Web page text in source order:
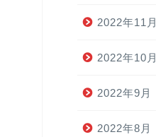
2022年11月
2022年10月
2022年9月
2022年8月